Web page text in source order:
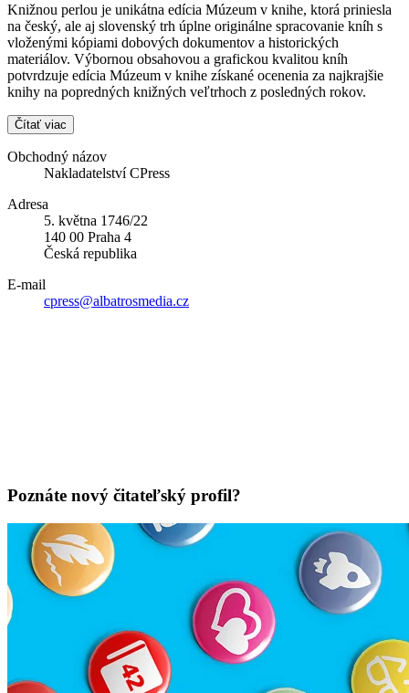
Knižnou perlou je unikátna edícia Múzeum v knihe, ktorá priniesla
na český, ale aj slovenský trh úplne originálne spracovanie kníh s
vloženými kópiami dobových dokumentov a historických
materiálov. Výbornou obsahovou a grafickou kvalitou kníh
potvrdzuje edícia Múzeum v knihe získané ocenenia za najkrajšie
knihy na popredných knižných veľtrhoch z posledných rokov.
Čítať viac
Obchodný názov
Nakladatelství CPress
Adresa
5. května 1746/22
140 00 Praha 4
Česká republika
E-mail
cpress@albatrosmedia.cz
Poznáte nový čitateľský profil?